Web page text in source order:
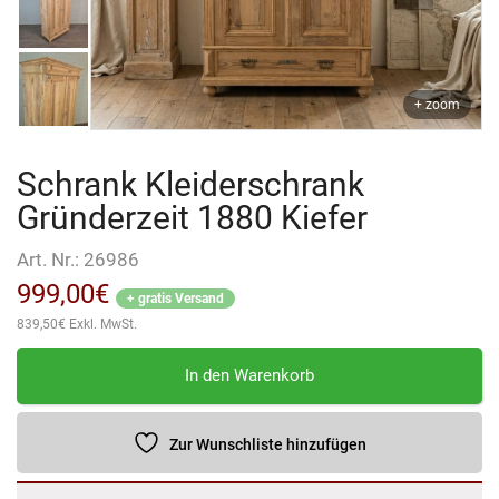
+ zoom
Schrank Kleiderschrank
Gründerzeit 1880 Kiefer
Art. Nr.: 26986
999,00€
+ gratis Versand
839,50€ Exkl. MwSt.
Schrank
Gründerzeit
Kiefer
In den Warenkorb
Zur Wunschliste hinzufügen